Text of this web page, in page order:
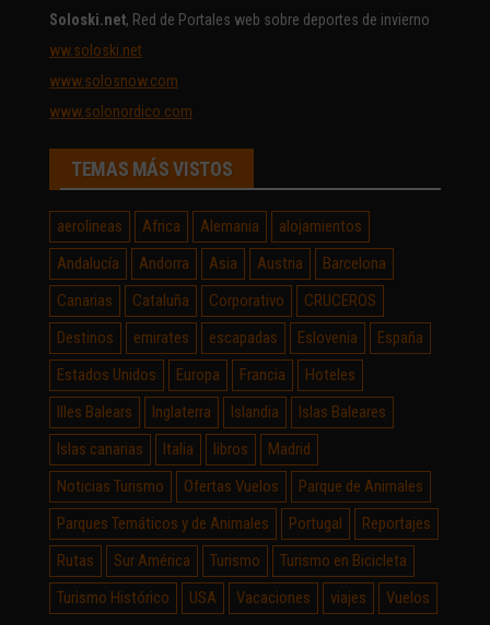
Soloski.net, Red de Portales web sobre deportes de invierno
ww.soloski.net
www.solosnow.com
www.solonordico.com
TEMAS MÁS VISTOS
aerolineas Africa Alemania
alojamientos
Andalucía
Andorra Asia Austria
Barcelona
Canarias
Cataluña Corporativo
CRUCEROS
Destinos
emirates escapadas Eslovenia
España
Estados Unidos
Europa Francia
Hoteles
Illes Balears
Inglaterra Islandia
Islas Baleares
Islas canarias
Italia libros
Madrid
Noticias Turismo
Ofertas Vuelos
Parque de Animales
Parques Temáticos y de Animales
Portugal
Reportajes
Rutas
Sur América Turismo
Turismo en Bicicleta
Turismo Histórico
USA Vacaciones viajes Vuelos